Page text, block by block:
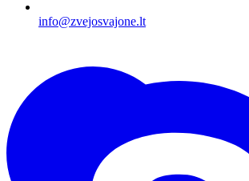
info@zvejosvajone.lt